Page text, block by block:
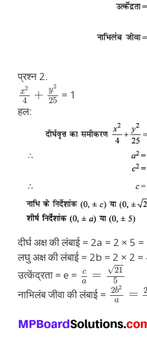
प्रश्न 2.
x2
4 + y2
25 = 1
हल:
दीर्घ अक्ष की लंबाई = 2a = 2 × 5
लघु अक्ष की लंबाई = 2b = 2 × 2 =
उत्केंद्रता = e =
c
a
= 21
√
5
नाभिलंब जीवा की लंबाई = 2b2
a = 2